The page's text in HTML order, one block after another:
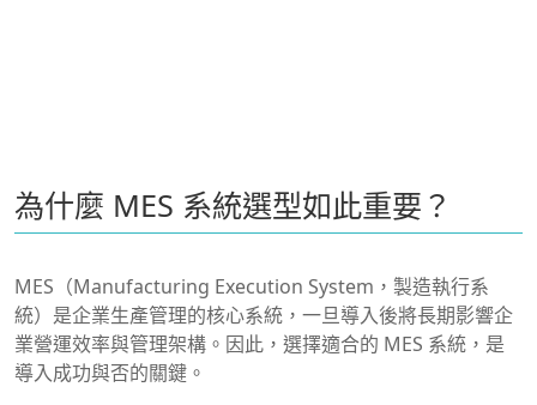
為什麼 MES 系統選型如此重要？
MES（Manufacturing Execution System，製造執行系
統）是企業生產管理的核心系統，一旦導入後將長期影響企
業營運效率與管理架構。因此，選擇適合的 MES 系統，是
導入成功與否的關鍵。